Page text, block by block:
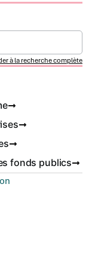
à la recherche complète
fonds publics